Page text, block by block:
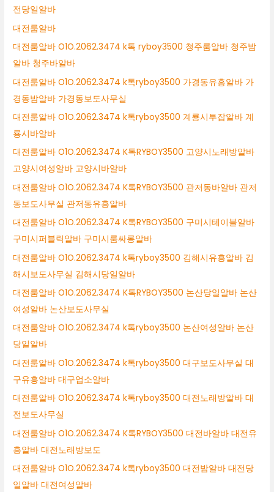
전당일알바
대전룸알바
대전룸알바 O1O.2062.3474 k톡 ryboy3500 청주룸알바 청주밤
알바 청주바알바
대전룸알바 O1O.2062.3474 k톡ryboy3500 가경동유흥알바 가
경동밤알바 가경동보도사무실
대전룸알바 O1O.2062.3474 k톡ryboy3500 계룡시투잡알바 계
룡시바알바
대전룸알바 O1O.2062.3474 K톡RYBOY3500 고양시노래방알바
고양시여성알바 고양시바알바
대전룸알바 O1O.2062.3474 K톡RYBOY3500 관저동바알바 관저
동보도사무실 관저동유흥알바
대전룸알바 O1O.2062.3474 K톡RYBOY3500 구미시테이블알바
구미시퍼블릭알바 구미시룸싸롱알바
대전룸알바 O1O.2062.3474 k톡ryboy3500 김해시유흥알바 김
해시보도사무실 김해시당일알바
대전룸알바 O1O.2062.3474 K톡RYBOY3500 논산당일알바 논산
여성알바 논산보도사무실
대전룸알바 O1O.2062.3474 k톡ryboy3500 논산여성알바 논산
당일알바
대전룸알바 O1O.2062.3474 k톡ryboy3500 대구보도사무실 대
구유흥알바 대구업소알바
대전룸알바 O1O.2062.3474 k톡ryboy3500 대전노래방알바 대
전보도사무실
대전룸알바 O1O.2062.3474 K톡RYBOY3500 대전바알바 대전유
흥알바 대전노래방보도
대전룸알바 O1O.2062.3474 k톡ryboy3500 대전밤알바 대전당
일알바 대전여성알바